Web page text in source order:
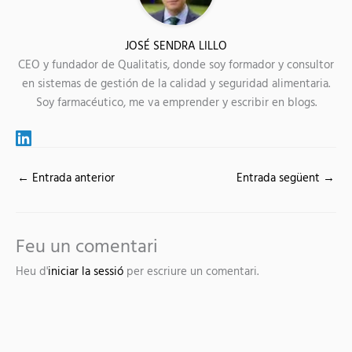
JOSÉ SENDRA LILLO
CEO y fundador de Qualitatis, donde soy formador y consultor
en sistemas de gestión de la calidad y seguridad alimentaria.
Soy farmacéutico, me va emprender y escribir en blogs.
← Entrada anterior Entrada següent →
Feu un comentari
Heu d'iniciar la sessió per escriure un comentari.